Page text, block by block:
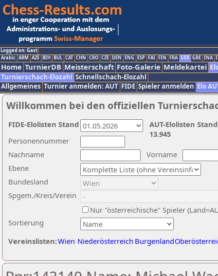
Logged on: Gast
Arabic ARM AZE BIH BUL CAT CHN CRO CZE DEN ENG ESP FAI FIN FRA GER GRE INA
Home TurnierDB Meisterschaft Foto-Galerie Meldekartei
Turnierschach-Elozahl Schnellschach-Elozahl
Allgemeines Turnier anmelden: AUT FIDE Spieler anmelden Elo
Willkommen bei den offiziellen
Nachname
Vorname
Ebene
Sortierung
Personennummer
Bundesland
Spgem./Kreis/Verein
Nur "österreichische" Spieler
Vereinslisten:Wien Niederösterreich Burgenland
AUT-Elolisten
13.945
FIDE-Elolisten Stand